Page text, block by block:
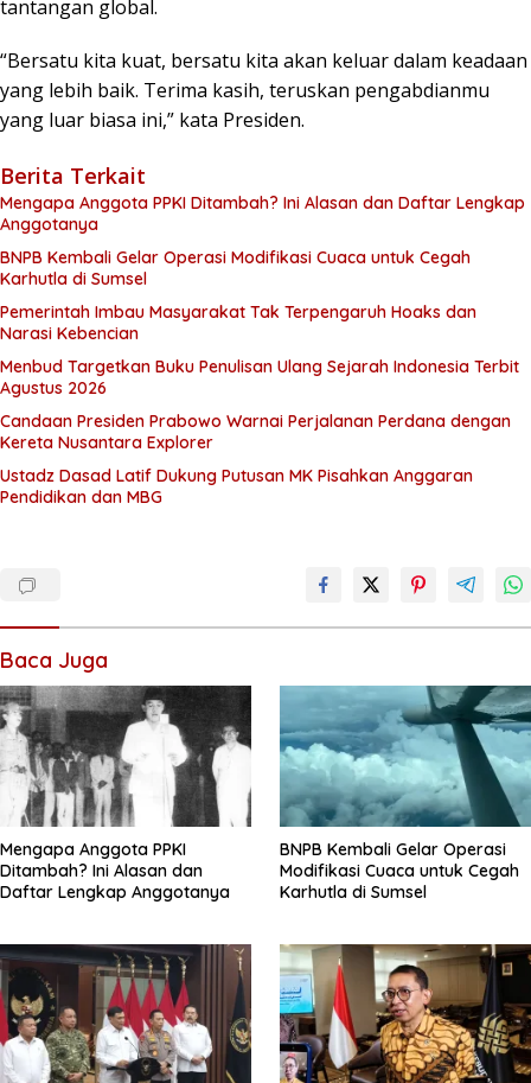
tantangan global.
“Bersatu kita kuat, bersatu kita akan keluar dalam keadaan
yang lebih baik. Terima kasih, teruskan pengabdianmu
yang luar biasa ini,” kata Presiden.
Berita Terkait
Mengapa Anggota PPKI Ditambah? Ini Alasan dan Daftar Lengkap
Anggotanya
BNPB Kembali Gelar Operasi Modifikasi Cuaca untuk Cegah
Karhutla di Sumsel
Pemerintah Imbau Masyarakat Tak Terpengaruh Hoaks dan
Narasi Kebencian
Menbud Targetkan Buku Penulisan Ulang Sejarah Indonesia Terbit
Agustus 2026
Candaan Presiden Prabowo Warnai Perjalanan Perdana dengan
Kereta Nusantara Explorer
Ustadz Dasad Latif Dukung Putusan MK Pisahkan Anggaran
Pendidikan dan MBG
Baca Juga
Mengapa Anggota PPKI
Ditambah? Ini Alasan dan
Daftar Lengkap Anggotanya
BNPB Kembali Gelar Operasi
Modifikasi Cuaca untuk Cegah
Karhutla di Sumsel